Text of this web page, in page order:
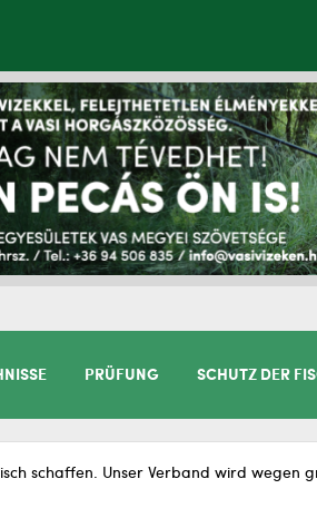
PRÜFUNG SCHUTZ DER
schaffen. Unser Verband wird wegen